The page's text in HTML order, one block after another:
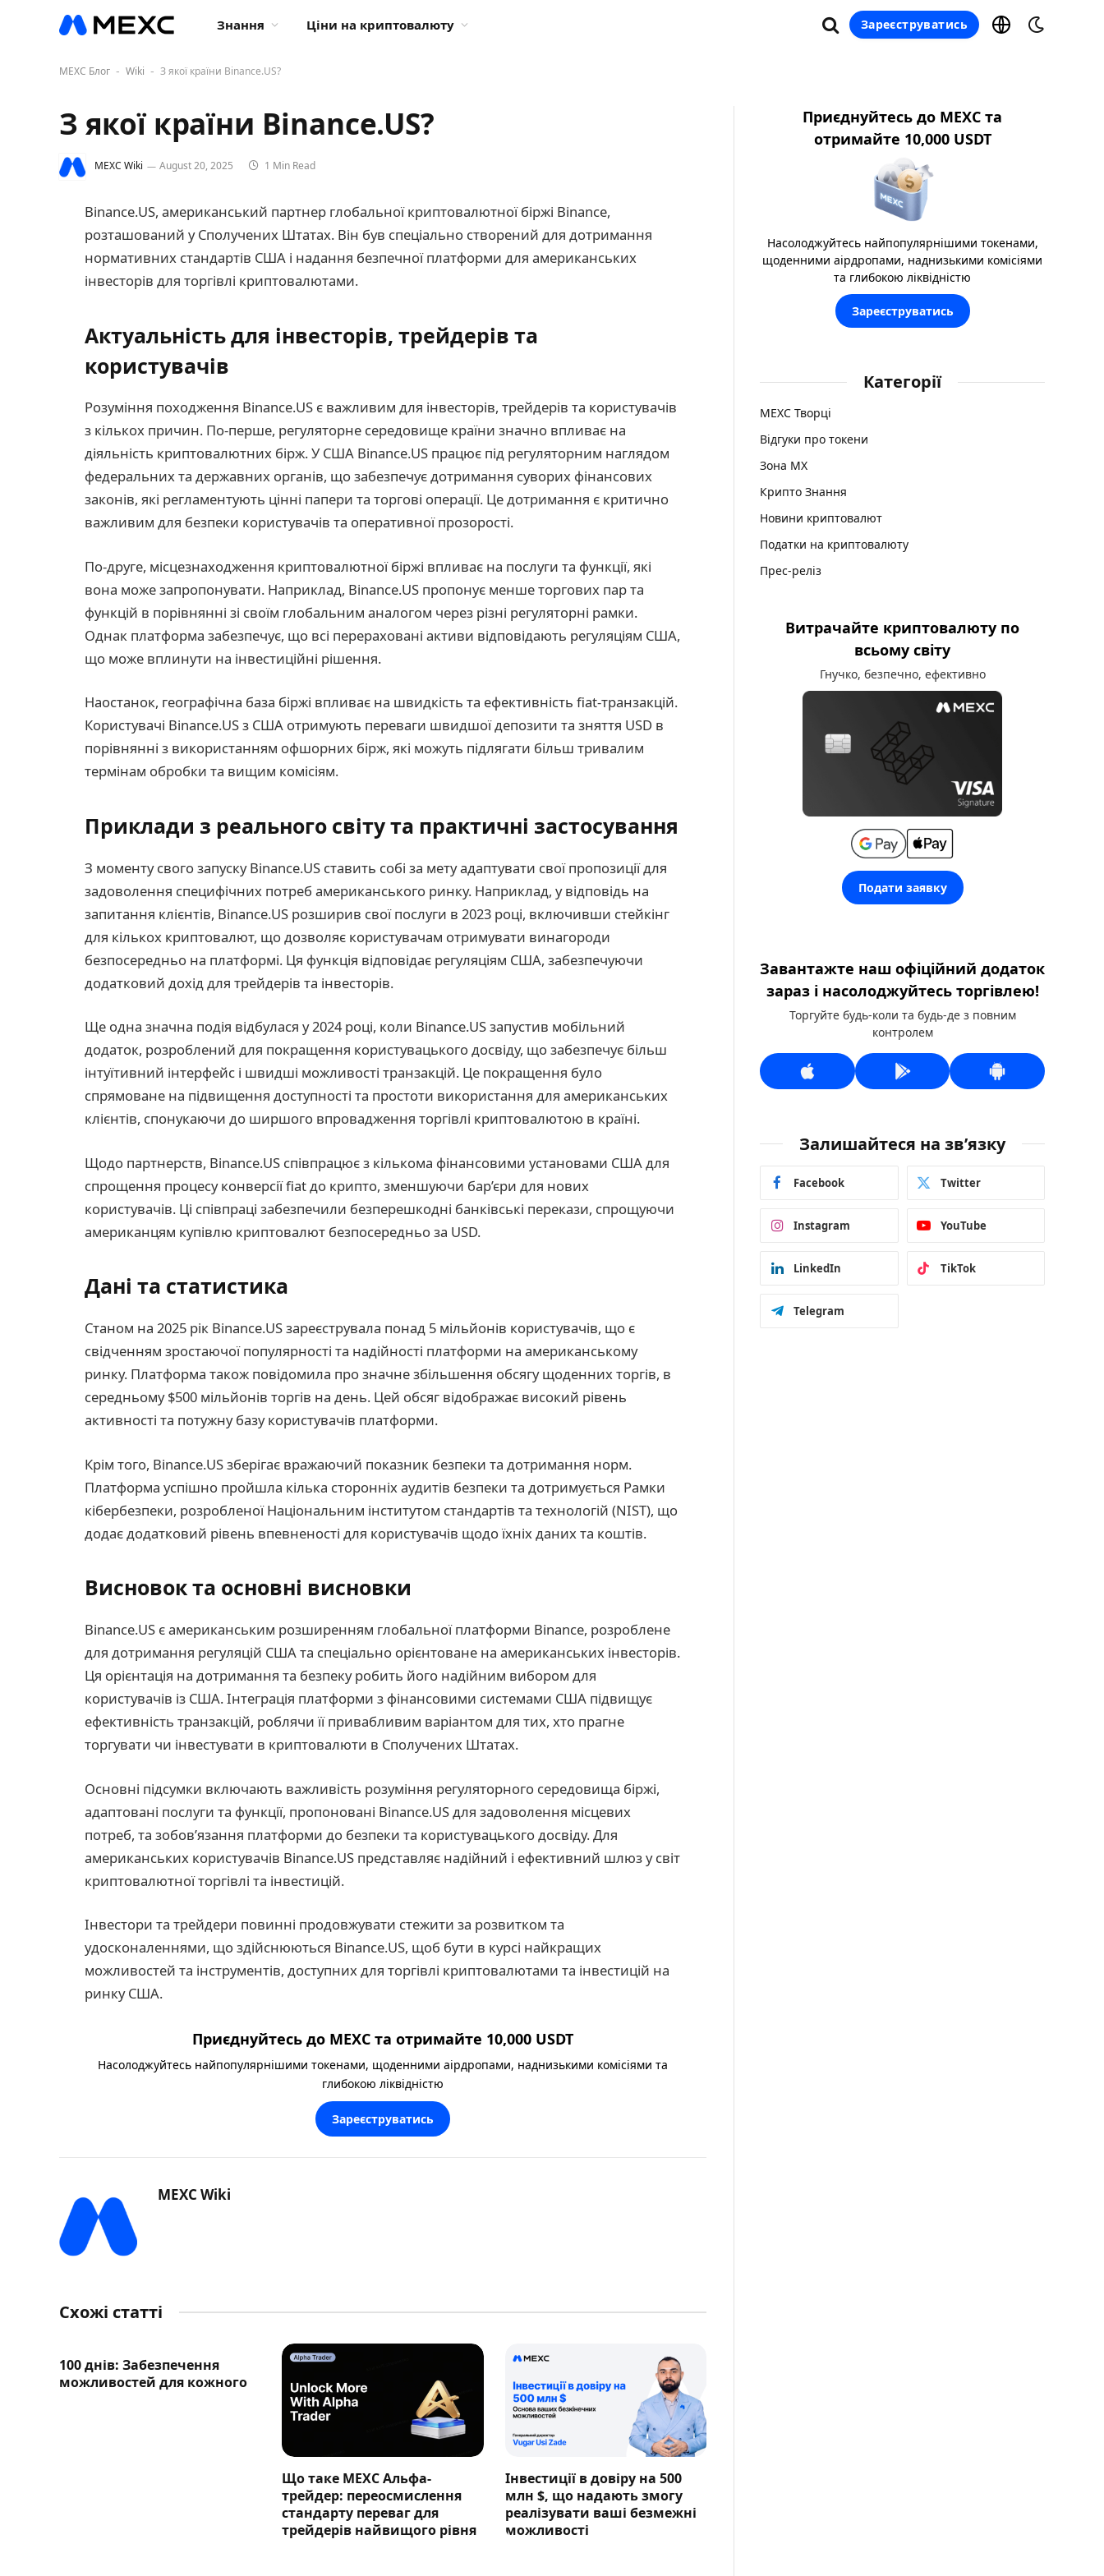
Знання Ціни на криптовалюту Зареєструватись
MEXC Блог - Wiki - З якої країни Binance.US?
З якої країни Binance.US?
MEXC Wiki August 20, 2025 1 Min Read
Binance.US, американський партнер глобальної криптовалютної біржі Binance,
розташований у Сполучених Штатах. Він був спеціально створений для дотримання
нормативних стандартів США і надання безпечної платформи для американських
інвесторів для торгівлі криптовалютами.
Актуальність для інвесторів, трейдерів та
користувачів
Розуміння походження Binance.US є важливим для інвесторів, трейдерів та користувачів
з кількох причин. По-перше, регуляторне середовище країни значно впливає на
діяльність криптовалютних бірж. У США Binance.US працює під регуляторним наглядом
федеральних та державних органів, що забезпечує дотримання суворих фінансових
законів, які регламентують цінні папери та торгові операції. Це дотримання є критично
важливим для безпеки користувачів та оперативної прозорості.
По-друге, місцезнаходження криптовалютної біржі впливає на послуги та функції, які
вона може запропонувати. Наприклад, Binance.US пропонує менше торгових пар та
функцій в порівнянні зі своїм глобальним аналогом через різні регуляторні рамки.
Однак платформа забезпечує, що всі перераховані активи відповідають регуляціям США,
що може вплинути на інвестиційні рішення.
Наостанок, географічна база біржі впливає на швидкість та ефективність fiat-транзакцій.
Користувачі Binance.US з США отримують переваги швидшої депозити та зняття USD в
порівнянні з використанням офшорних бірж, які можуть підлягати більш тривалим
термінам обробки та вищим комісіям.
Приклади з реального світу та практичні застосування
З моменту свого запуску Binance.US ставить собі за мету адаптувати свої пропозиції для
задоволення специфічних потреб американського ринку. Наприклад, у відповідь на
запитання клієнтів, Binance.US розширив свої послуги в 2023 році, включивши стейкінг
для кількох криптовалют, що дозволяє користувачам отримувати винагороди
безпосередньо на платформі. Ця функція відповідає регуляціям США, забезпечуючи
додатковий дохід для трейдерів та інвесторів.
Ще одна значна подія відбулася у 2024 році, коли Binance.US запустив мобільний
додаток, розроблений для покращення користувацького досвіду, що забезпечує більш
інтуїтивний інтерфейс і швидші можливості транзакцій. Це покращення було
спрямоване на підвищення доступності та простоти використання для американських
клієнтів, спонукаючи до ширшого впровадження торгівлі криптовалютою в країні.
Щодо партнерств, Binance.US співпрацює з кількома фінансовими установами США для
спрощення процесу конверсії fiat до крипто, зменшуючи бар’єри для нових
користувачів. Ці співпраці забезпечили безперешкодні банківські перекази, спрощуючи
американцям купівлю криптовалют безпосередньо за USD.
Дані та статистика
Станом на 2025 рік Binance.US зареєструвала понад 5 мільйонів користувачів, що є
свідченням зростаючої популярності та надійності платформи на американському
ринку. Платформа також повідомила про значне збільшення обсягу щоденних торгів, в
середньому $500 мільйонів торгів на день. Цей обсяг відображає високий рівень
активності та потужну базу користувачів платформи.
Крім того, Binance.US зберігає вражаючий показник безпеки та дотримання норм.
Платформа успішно пройшла кілька сторонніх аудитів безпеки та дотримується Рамки
кібербезпеки, розробленої Національним інститутом стандартів та технологій (NIST), що
додає додатковий рівень впевненості для користувачів щодо їхніх даних та коштів.
Висновок та основні висновки
Binance.US є американським розширенням глобальної платформи Binance, розроблене
для дотримання регуляцій США та спеціально орієнтоване на американських інвесторів.
Ця орієнтація на дотримання та безпеку робить його надійним вибором для
користувачів із США. Інтеграція платформи з фінансовими системами США підвищує
ефективність транзакцій, роблячи її привабливим варіантом для тих, хто прагне
торгувати чи інвестувати в криптовалюти в Сполучених Штатах.
Основні підсумки включають важливість розуміння регуляторного середовища біржі,
адаптовані послуги та функції, пропоновані Binance.US для задоволення місцевих
потреб, та зобовʼязання платформи до безпеки та користувацького досвіду. Для
американських користувачів Binance.US представляє надійний і ефективний шлюз у світ
криптовалютної торгівлі та інвестицій.
Інвестори та трейдери повинні продовжувати стежити за розвитком та
удосконаленнями, що здійснюються Binance.US, щоб бути в курсі найкращих
можливостей та інструментів, доступних для торгівлі криптовалютами та інвестицій на
ринку США.
Приєднуйтесь до MEXC та отримайте 10,000 USDT
Насолоджуйтесь найпопулярнішими токенами, щоденними аірдропами, наднизькими комісіями та
глибокою ліквідністю
Зареєструватись
MEXC Wiki
Схожі статті
100 днів: Забезпечення
можливостей для кожного
Що таке MEXC Альфа-
трейдер: переосмислення
стандарту переваг для
трейдерів найвищого рівня
Інвестиції в довіру на 500
млн $, що надають змогу
реалізувати ваші безмежні
можливості
Приєднуйтесь до MEXC та
отримайте 10,000 USDT
Насолоджуйтесь найпопулярнішими токенами,
щоденними аірдропами, наднизькими комісіями
та глибокою ліквідністю
Зареєструватись
Категорії
MEXC Творці
Відгуки про токени
Зона MX
Крипто Знання
Новини криптовалют
Податки на криптовалюту
Прес-реліз
Витрачайте криптовалюту по
всьому світу
Гнучко, безпечно, ефективно
Подати заявку
Завантажте наш офіційний додаток
зараз і насолоджуйтесь торгівлею!
Торгуйте будь-коли та будь-де з повним
контролем
Залишайтеся на зв’язку
Facebook Twitter
Instagram YouTube
LinkedIn TikTok
Telegram